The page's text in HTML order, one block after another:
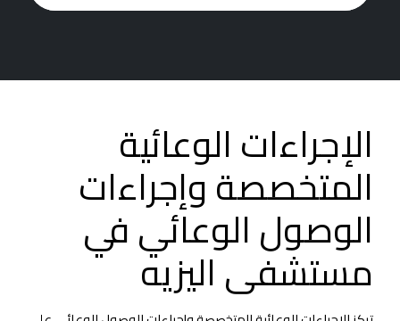
الإجراءات الوعائية
المتخصصة وإجراءات
الوصول الوعائي في
مستشفى اليزيه